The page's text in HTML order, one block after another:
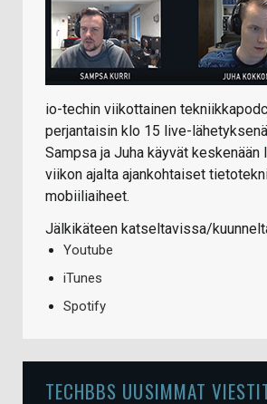
io-techin viikottainen
perjantaisin klo 15 live-lähetyksenä
Sampsa ja Juha käyvät keskenään
viikon ajalta ajankohtaiset
mobiiliaiheet.
Jälkikäteen katseltavissa/
Youtube
iTunes
Spotify
TECHBBS UUSIMMAT